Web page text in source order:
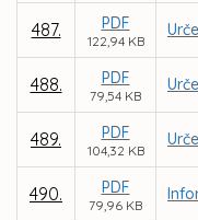
487. PDF
122,94 KB
488. PDF
79,54 KB
489. PDF
104,32 KB
490. PDF
79,96 KB